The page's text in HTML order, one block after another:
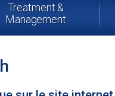
Treatment &
Management